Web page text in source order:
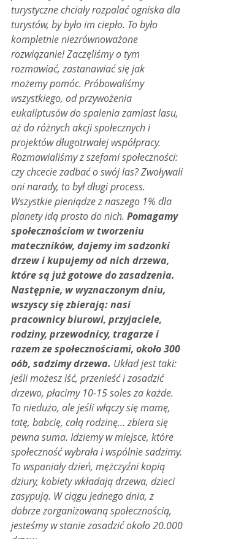
turystyczne chciały rozpalać ogniska dla
turystów, by było im ciepło. To było
kompletnie niezrównoważone
rozwiązanie! Zaczęliśmy o tym
rozmawiać, zastanawiać się jak
możemy pomóc. Próbowaliśmy
wszystkiego, od przywożenia
eukaliptusów do spalenia zamiast lasu,
aż do różnych akcji społecznych i
projektów długotrwałej współpracy.
Rozmawialiśmy z szefami społeczności:
czy chcecie zadbać o swój las? Zwoływali
oni narady, to był długi process.
Wszystkie pieniądze z naszego 1% dla
planety idą prosto do nich. Pomagamy
społecznościom w tworzeniu
mateczników, dajemy im sadzonki
drzew i kupujemy od nich drzewa,
które są już gotowe do zasadzenia.
Następnie, w wyznaczonym dniu,
wszyscy się zbierają: nasi
pracownicy biurowi, przyjaciele,
rodziny, przewodnicy, tragarze i
razem ze społecznościami, około 300
oób, sadzimy drzewa. Układ jest taki:
jeśli możesz iść, przenieść i zasadzić
drzewo, płacimy 10-15 soles za każde.
To niedużo, ale jeśli włączy się mamę,
tatę, babcię, całą rodzinę... zbiera się
pewna suma. Idziemy w miejsce, które
społeczność wybrała i wspólnie sadzimy.
To wspaniały dzień, mężczyźni kopią
dziury, kobiety wkładają drzewa, dzieci
zasypują. W ciągu jednego dnia, z
dobrze zorganizowaną społecznością,
jesteśmy w stanie zasadzić około 20.000